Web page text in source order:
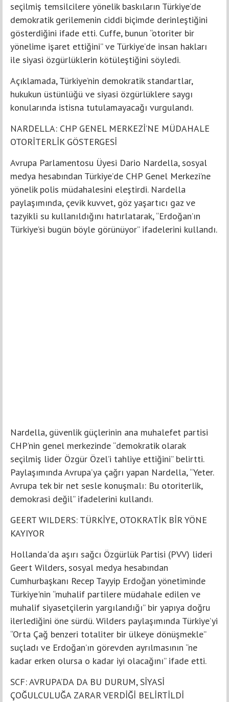
seçilmiş temsilcilere yönelik baskıların Türkiye’de
demokratik gerilemenin ciddi biçimde derinleştiğini
gösterdiğini ifade etti. Cuffe, bunun “otoriter bir
yönelime işaret ettiğini” ve Türkiye’de insan hakları
ile siyasi özgürlüklerin kötüleştiğini söyledi.
Açıklamada, Türkiye’nin demokratik standartlar,
hukukun üstünlüğü ve siyasi özgürlüklere saygı
konularında istisna tutulamayacağı vurgulandı.
NARDELLA: CHP GENEL MERKEZİ’NE MÜDAHALE
OTORİTERLİK GÖSTERGESİ
Avrupa Parlamentosu Üyesi Dario Nardella, sosyal
medya hesabından Türkiye’de CHP Genel Merkezi’ne
yönelik polis müdahalesini eleştirdi. Nardella
paylaşımında, çevik kuvvet, göz yaşartıcı gaz ve
tazyikli su kullanıldığını hatırlatarak, “Erdoğan’ın
Türkiye’si bugün böyle görünüyor” ifadelerini kullandı.
Nardella, güvenlik güçlerinin ana muhalefet partisi
CHP’nin genel merkezinde “demokratik olarak
seçilmiş lider Özgür Özel’i tahliye ettiğini” belirtti.
Paylaşımında Avrupa’ya çağrı yapan Nardella, “Yeter.
Avrupa tek bir net sesle konuşmalı: Bu otoriterlik,
demokrasi değil” ifadelerini kullandı.
GEERT WILDERS: TÜRKİYE, OTOKRATİK BİR YÖNE
KAYIYOR
Hollanda'da aşırı sağcı Özgürlük Partisi (PVV) lideri
Geert Wilders, sosyal medya hesabından
Cumhurbaşkanı Recep Tayyip Erdoğan yönetiminde
Türkiye'nin “muhalif partilere müdahale edilen ve
muhalif siyasetçilerin yargılandığı” bir yapıya doğru
ilerlediğini öne sürdü. Wilders paylaşımında Türkiye’yi
“Orta Çağ benzeri totaliter bir ülkeye dönüşmekle”
suçladı ve Erdoğan’ın görevden ayrılmasının “ne
kadar erken olursa o kadar iyi olacağını” ifade etti.
SCF: AVRUPA’DA DA BU DURUM, SİYASİ
ÇOĞULCULUĞA ZARAR VERDİĞİ BELİRTİLDİ